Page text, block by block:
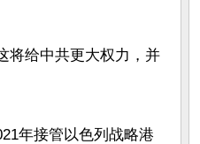
将给中共更大权力，并
年接管以色列战略港